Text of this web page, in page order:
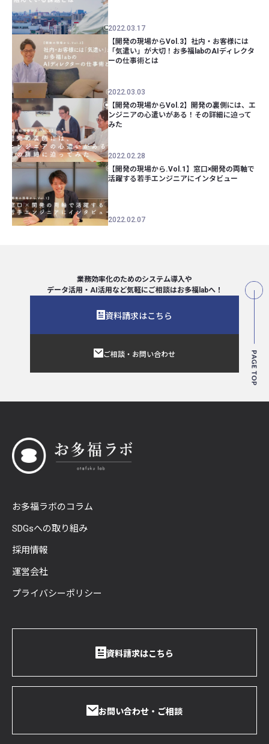
2022.03.17
【開発の現場からVol.3】社内・お客様には
「気遣い」が大切！お多福labのAIディレクタ
ーの仕事術とは
2022.03.03
【開発の現場からVol.2】開発の裏側には、エ
ンジニアの心遣いがある！その詳細に迫って
みた
2022.02.28
【開発の現場から.Vol.1】窓口×開発の両軸で
活躍する若手エンジニアにインタビュー
2022.02.07
業務効率化のためのシステム導入や
データ活用・AI活用など気軽にご相談はお多福labへ！
資料請求はこちら
ご相談・お問い合わせ
お多福ラボのコラム
SDGsへの取り組み
採用情報
運営会社
プライバシーポリシー
資料請求はこちら
お問い合わせ・ご相談